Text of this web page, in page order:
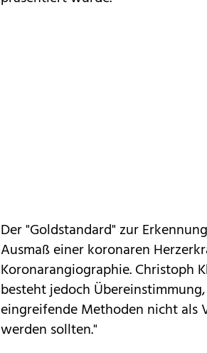
Der "Goldstandard" zur
Ausmaß einer koronaren
Koronarangiographie. Christoph
besteht jedoch
eingreifende Methoden nicht als
werden sollten."